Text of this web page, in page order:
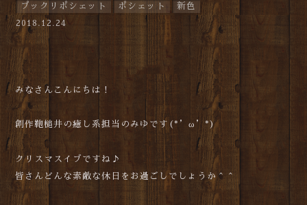
プックリポシェット ポシェット 新色
2018.12.24
みなさんこんにちは！
創作鞄槌井の癒し系担当のみゆです(*’ω’*)
クリスマスイブですね♪
皆さんどんな素敵な休日をお過ごしでしょうか＾＾